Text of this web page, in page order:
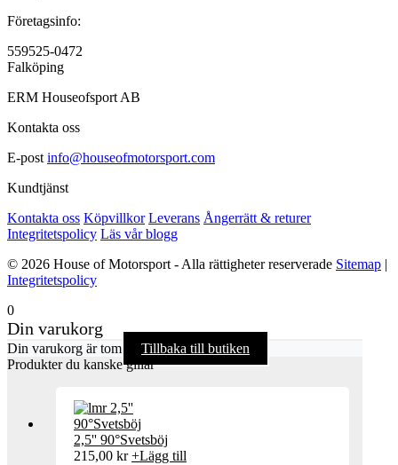
Företagsinfo:
559525-0472
Falköping
ERM Houseofsport AB
Kontakta oss
E-post info@houseofmotorsport.com
Kundtjänst
Kontakta oss Köpvillkor Leverans Ångerrätt & returer
Integritetspolicy Läs vår blogg
© 2026 House of Motorsport - Alla rättigheter reserverade Sitemap |
Integritetspolicy
0
Din varukorg
Din varukorg är tom
Tillbaka till butiken
Produkter du kanske gillar
2,5'' 90°Svetsböj
215,00 kr +Lägg till